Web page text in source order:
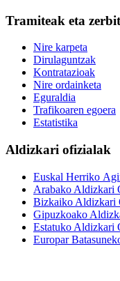
Tramiteak eta
Nire karpeta
Dirulaguntzak
Kontratazioak
Nire ordainketa
Eguraldia
Trafikoaren egoera
Estatistika
Aldizkari ofizialak
Euskal Herriko
Arabako Aldizkari
Bizkaiko Aldizkari
Gipuzkoako
Estatuko Aldizkari
Europar